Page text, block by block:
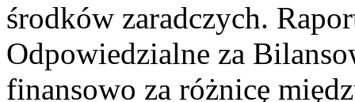
środków zaradczych.
Odpowiedzialne za
finansowo za różnicę